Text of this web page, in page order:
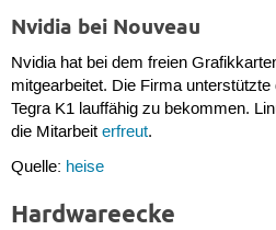
Nvidia bei Nouveau
Nvidia hat bei dem freien
mitgearbeitet. Die Firma
Tegra K1 lauffähig zu bekommen.
die Mitarbeit erfreut.
Quelle: heise
Hardwareecke